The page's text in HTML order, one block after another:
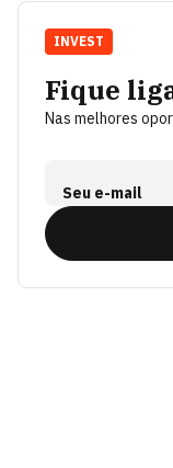
Fique
Nas melhores
Seu e-mail
INVEST